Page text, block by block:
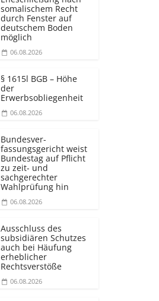
somalischem Recht
durch Fenster auf
deutschem Boden
möglich
06.08.2026
§ 1615l BGB – Höhe
der
Erwerbsobliegenheit
06.08.2026
Bundesver­
fassungsgericht weist
Bundestag auf Pflicht
zu zeit- und
sachgerechter
Wahlprüfung hin
06.08.2026
Ausschluss des
subsidiären Schutzes
auch bei Häufung
erheblicher
Rechtsverstöße
06.08.2026